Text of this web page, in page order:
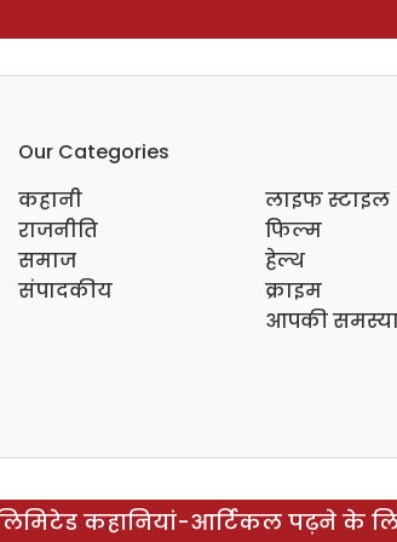
Our Categories
कहानी
राजनीति
समाज
संपादकीय
लाइफ स्टाइल
फिल्म
हेल्थ
क्राइम
आपकी
कहानियां-आर्टिकल पढ़ने के